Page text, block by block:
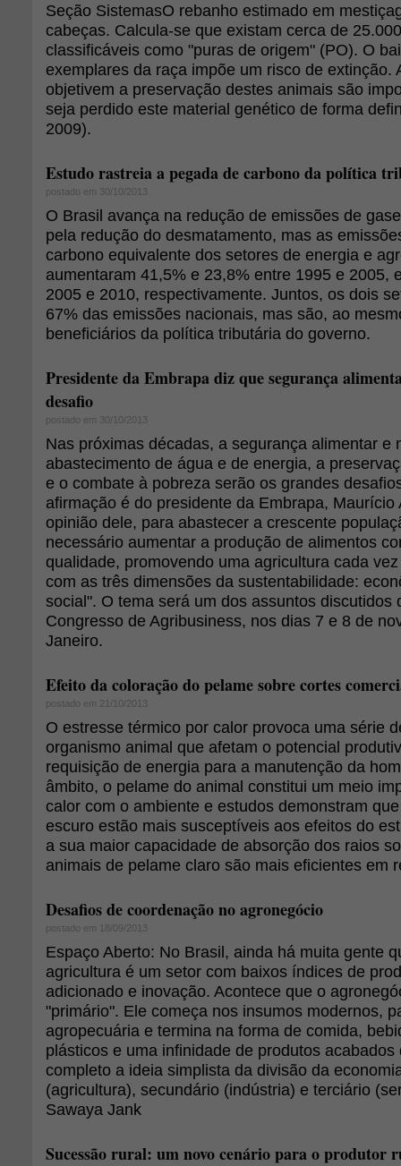
Seção SistemasO rebanho estimado em
cabeças. Calcula-se que existam cerca de
classificáveis como "puras de origem" (PO). O
exemplares da raça impõe um risco de extinção.
objetivem a preservação destes animais são
seja perdido este material genético de forma
2009).
Estudo rastreia a pegada de carbono da política
postado em 30/10/2013
O Brasil avança na redução de emissões de
pela redução do desmatamento, mas as
carbono equivalente dos setores de energia e
aumentaram 41,5% e 23,8% entre 1995 e 2005,
2005 e 2010, respectivamente. Juntos, os dois
67% das emissões nacionais, mas são, ao
beneficiários da política tributária do governo.
Presidente da Embrapa diz que segurança
desafio
postado em 30/10/2013
Nas próximas décadas, a segurança alimentar e
abastecimento de água e de energia, a
e o combate à pobreza serão os grandes
afirmação é do presidente da Embrapa, Maurício
opinião dele, para abastecer a crescente
necessário aumentar a produção de alimentos
qualidade, promovendo uma agricultura cada
com as três dimensões da sustentabilidade:
social". O tema será um dos assuntos discutidos
Congresso de Agribusiness, nos dias 7 e 8 de
Janeiro.
Efeito da coloração do pelame sobre cortes
postado em 21/10/2013
O estresse térmico por calor provoca uma série
organismo animal que afetam o potencial
requisição de energia para a manutenção da
âmbito, o pelame do animal constitui um meio
calor com o ambiente e estudos demonstram
escuro estão mais susceptíveis aos efeitos do
a sua maior capacidade de absorção dos raios
animais de pelame claro são mais eficientes em
Desafios de coordenação no agronegócio
postado em 18/09/2013
Espaço Aberto: No Brasil, ainda há muita gente
agricultura é um setor com baixos índices de
adicionado e inovação. Acontece que o
"primário". Ele começa nos insumos modernos,
agropecuária e termina na forma de comida,
plásticos e uma infinidade de produtos
completo a ideia simplista da divisão da
(agricultura), secundário (indústria) e terciário
Sawaya Jank
Sucessão rural: um novo cenário para o produtor